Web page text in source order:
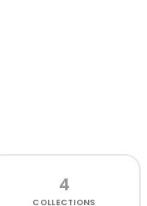
4
COLLECTIONS